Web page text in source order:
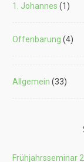
1. Johannes (1)
Offenbarung (4)
Allgemein (33)
Frühjahrsseminar